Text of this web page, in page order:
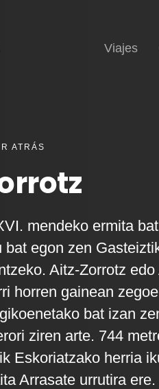
Viajes
ATRÁS
mendeko ermita
bat egon zen
Aitz-Zorrotz
horren gainean
bat izan
ziren arte. 744
Eskoriatzako herria
Arrasate urrutira ere.